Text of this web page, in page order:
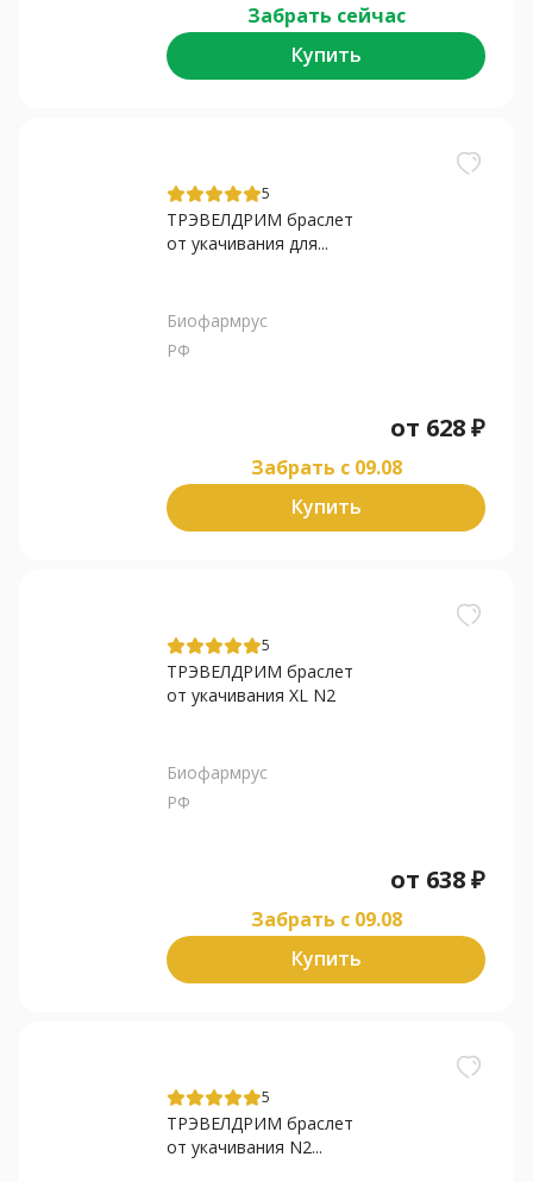
Забрать сейчас
Купить
5
ТРЭВЕЛДРИМ браслет
от укачивания для...
Биофармрус
РФ
от 628₽
Забрать c 09.08
Купить
5
ТРЭВЕЛДРИМ браслет
от укачивания XL N2
Биофармрус
РФ
от 638₽
Забрать c 09.08
Купить
5
ТРЭВЕЛДРИМ браслет
от укачивания N2...